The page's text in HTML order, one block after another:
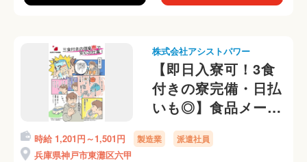
株式会社アシストパワー
【即日入寮可！3食
付きの寮完備・日払
いも◎】食品メーカ
ー工場での製造作業
＠送迎あり♪
時給 1,201円～1,501円 製造業 派遣社員
兵庫県神戸市東灘区六甲